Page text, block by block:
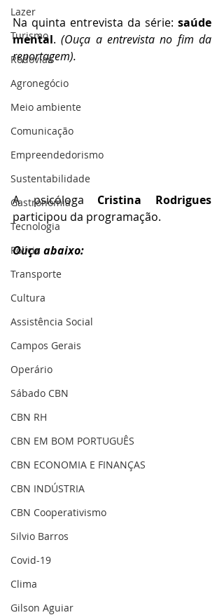
Lazer
Turismo
Rodovias
Agronegócio
Meio ambiente
Comunicação
Empreendedorismo
Sustentabilidade
Gastronomia
Tecnologia
Polícia
Transporte
Cultura
Assistência Social
Campos Gerais
Operário
Sábado CBN
CBN RH
CBN EM BOM PORTUGUÊS
CBN ECONOMIA E FINANÇAS
CBN INDÚSTRIA
CBN Cooperativismo
Silvio Barros
Covid-19
Clima
Gilson Aguiar
Na quinta entrevista da série: saúde
mental. (Ouça a entrevista no fim da
reportagem).
A psicóloga Cristina Rodrigues
participou da programação.
Ouça abaixo: